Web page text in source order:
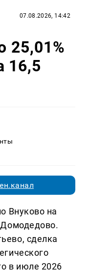
07.08.2026, 14:42
25,01%
16,5
Внуково на
Домодедово.
сделка
в июле 2026